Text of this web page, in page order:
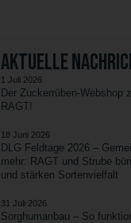
Aktuelle
1 Juli 2026
Der Zuckerrüben-Webshop
RAGT!
18 Juni 2026
DLG Feldtage 2026 –
mehr: RAGT und Strube
und stärken Sortenvielfalt
31 Juli 2026
Sorghumanbau – So